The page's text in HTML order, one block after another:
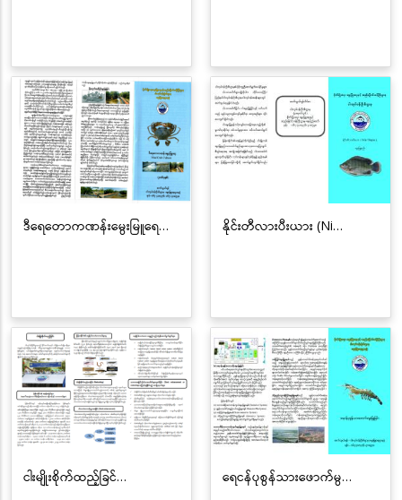
ဒီရေတောကဏန်းမွေးမြူရေ… နိုင်းတီလားပီးယား (Ni…
ငါးမျိုးစိုက်ထည့်ခြင်… ရေငန်ပုစွန်သားဖောက်မွ…